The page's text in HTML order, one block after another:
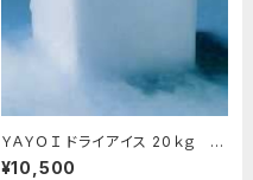
ＹＡＹＯＩ ドライアイス 20ｋｇ お
すすめ
¥10,500